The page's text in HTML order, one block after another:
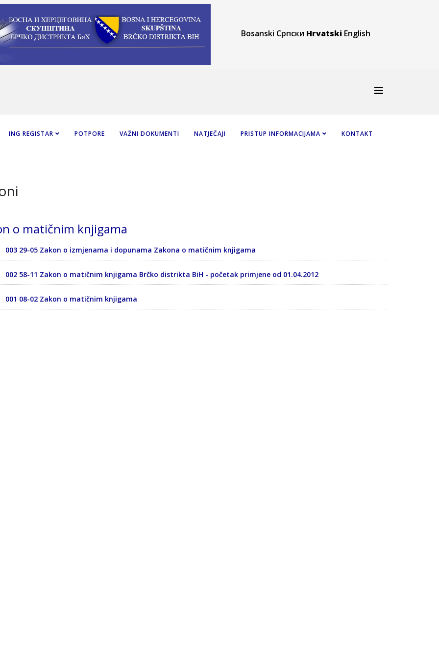
Bosanski Српски Hrvatski English
ING REGISTAR POTPORE VAŽNI DOKUMENTI NATJEČAJI PRISTUP INFORMACIJAMA KONTAKT
o matičnim knjigama
003 29-05 Zakon o izmjenama i dopunama Zakona o matičnim knjigama
002 58-11 Zakon o matičnim knjigama Brčko distrikta BiH - početak primjene od 01.04.2012
001 08-02 Zakon o matičnim knjigama